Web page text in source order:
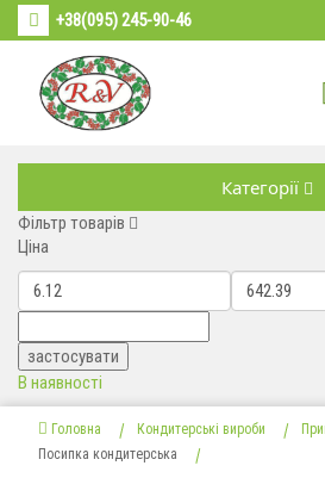
+38(095) 245-90-46
Категорії
Фільтр товарів
Ціна
В наявності
Головна Кондитерські вироби
Посипка кондитерська